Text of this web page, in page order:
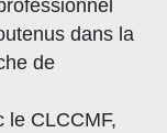
dans la
de
le CLCCMF,